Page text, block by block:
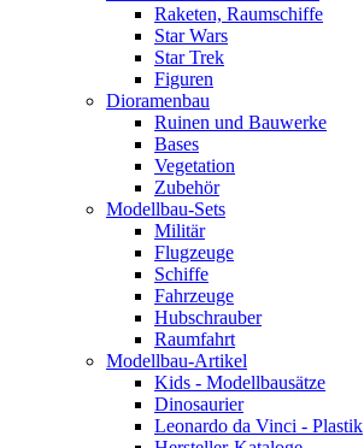
Raketen, Raumschiffe
Star Wars
Star Trek
Figuren
Dioramenbau
Ruinen und Bauwerke
Bases
Vegetation
Zubehör
Modellbau-Sets
Militär
Flugzeuge
Schiffe
Fahrzeuge
Hubschrauber
Raumfahrt
Modellbau-Artikel
Kids - Modellbausätze
Dinosaurier
Leonardo da Vinci - Plastik